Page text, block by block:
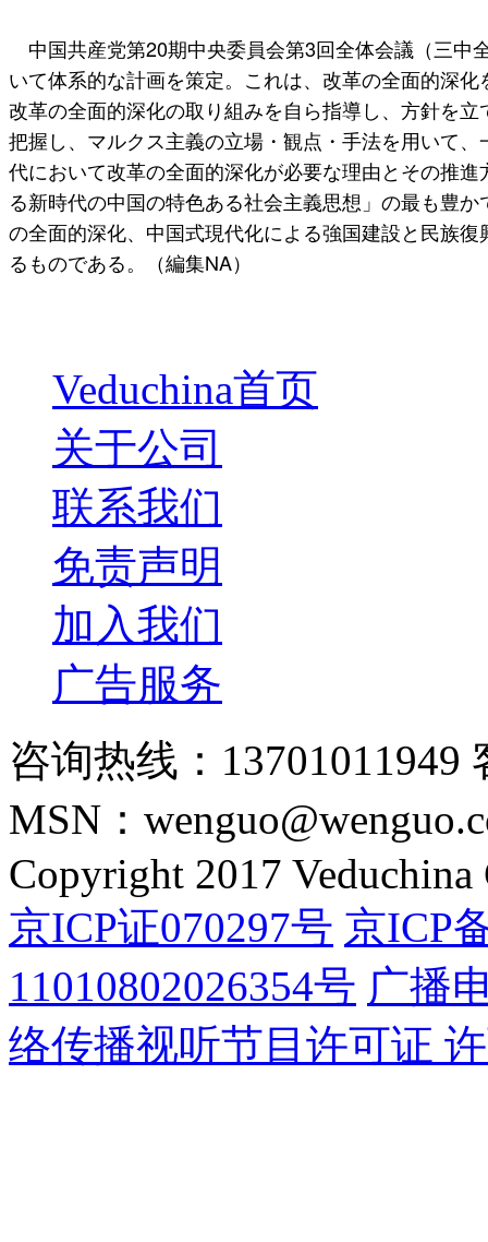
中国共産党第20期中央委員会第3回全体会議（三
いて体系的な計画を策定。これは、改革の全面的深
改革の全面的深化の取り組みを自ら指導し、方針を
把握し、マルクス主義の立場・観点・手法を用いて
代において改革の全面的深化が必要な理由とその推
る新時代の中国の特色ある社会主義思想」の最も豊
の全面的深化、中国式現代化による強国建設と民族
るものである。（編集NA）
Veduchina首页
关于公司
联系我们
免责声明
加入我们
广告服务
咨询热线：13701011949
MSN：
Copyright 2017
京ICP证070297号 京ICP
11010802026354号 广播
络传播视听节目许可证